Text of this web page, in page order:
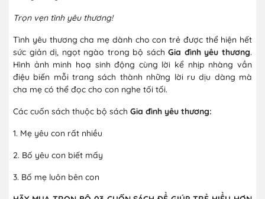
Trọn vẹn tình yêu thương!
Tình yêu thương cha mẹ dành cho con trẻ được thể hiện hết
sức giản dị, ngọt ngào trong bộ sáchGia đình yêu thương.
Hình ảnh minh hoạ sinh động cùng lời kể nhịp nhàng vần
điệu biến mỗi trang sách thành những lời ru dịu dàng mà
cha mẹ có thể đọc cho con nghe tối tối.
Các cuốn sách thuộc bộ sách Gia đình yêu thương:
1. Mẹ yêu con rất nhiều
2. Bố yêu con biết mấy
3. Bố mẹ luôn bên con